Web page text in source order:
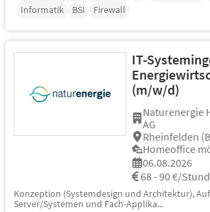
Informatik
BSI Firewall
IT-
(m/w/d)
Naturenergie
AG
Rheinfelden
Homeoffice
06.08.2026
68 - 90 €/
Konzeption (Systemdesign und Architektur),
Server/Systemen und Fach-Applika...